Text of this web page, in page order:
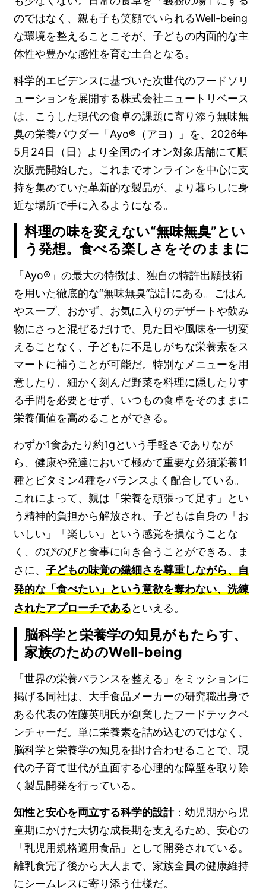
のではなく、親も子も笑顔でいられるWell-being
な環境を整えることこそが、子どもの内面的な主
体性や豊かな感性を育む土台となる。
科学的エビデンスに基づいた次世代のフードソリ
ューションを展開する株式会社ニュートリベース
は、こうした現代の食卓の課題に寄り添う無味無
臭の栄養パウダー「Ayo®（アヨ）」を、2026年
5月24日（日）より全国のイオン対象店舗にて順
次販売開始した。これまでオンラインを中心に支
持を集めていた革新的な製品が、より暮らしに身
近な場所で手に入るようになる。
料理の味を変えない“無味無臭”とい
う発想。食べる楽しさをそのままに
「Ayo®」の最大の特徴は、独自の特許出願技術
を用いた徹底的な“無味無臭”設計にある。ごはん
やスープ、おかず、お気に入りのデザートや飲み
物にさっと混ぜるだけで、見た目や風味を一切変
えることなく、子どもに不足しがちな栄養素をス
マートに補うことが可能だ。特別なメニューを用
意したり、細かく刻んだ野菜を料理に隠したりす
る手間を必要とせず、いつもの食卓をそのままに
栄養価値を高めることができる。
わずか1食あたり約1gという手軽さでありなが
ら、健康や発達において極めて重要な必須栄養11
種とビタミン4種をバランスよく配合している。
これによって、親は「栄養を頑張って足す」とい
う精神的負担から解放され、子どもは自身の「お
いしい」「楽しい」という感覚を損なうことな
く、のびのびと食事に向き合うことができる。ま
さに、子どもの味覚の繊細さを尊重しながら、自
発的な「食べたい」という意欲を奪わない、洗練
されたアプローチであるといえる。
脳科学と栄養学の知見がもたらす、
家族のためのWell-being
「世界の栄養バランスを整える」をミッションに
掲げる同社は、大手食品メーカーの研究職出身で
ある代表の佐藤英明氏が創業したフードテックベ
ンチャーだ。単に栄養素を詰め込むのではなく、
脳科学と栄養学の知見を掛け合わせることで、現
代の子育て世代が直面する心理的な障壁を取り除
く製品開発を行っている。
知性と安心を両立する科学的設計：幼児期から児
童期にかけた大切な成長期を支えるため、安心の
「乳児用規格適用食品」として開発されている。
離乳食完了後から大人まで、家族全員の健康維持
にシームレスに寄り添う仕様だ。